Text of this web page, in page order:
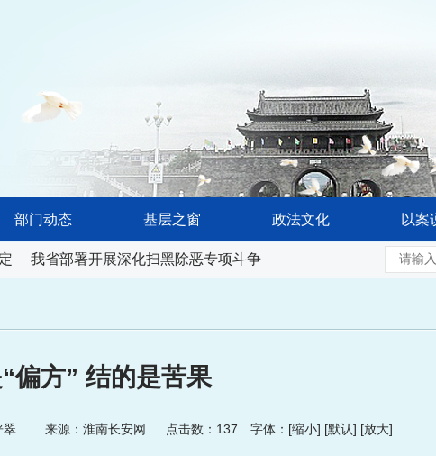
部门动态 基层之窗 政法文化 以案
我省部署开展深化扫黑除恶专项斗争 省委常委会会议强调 奋
偏方” 结的是苦果
翠 来源：淮南长安网 点击数： 137 字体：[缩小] [默认] [放大]